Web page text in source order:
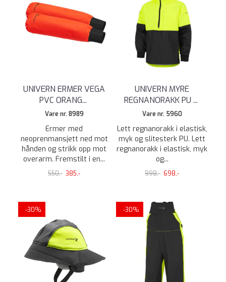
UNIVERN ERMER VEGA
PVC ORANG...
Vare nr. 8989
Ermer med
neoprenmansjett ned mot
hånden og strikk opp mot
overarm. Fremstilt i en...
550,- 385,-
UNIVERN MYRE
REGNANORAKK PU ...
Vare nr. 5960
Lett regnanorakk i elastisk,
myk og slitesterk PU. Lett
regnanorakk i elastisk, myk
og...
998,- 698,-
-30% -30%